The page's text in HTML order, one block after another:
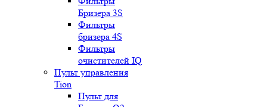
Бризера 3S
Фильтры
бризера 4S
Фильтры
очистителей IQ
Пульт управления
Tion
Пульт для